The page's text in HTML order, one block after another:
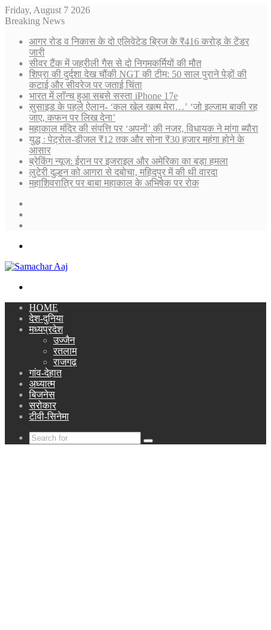
Friday, August 7 2026
Breaking News
आगर रोड व निकास के दो एलिवेटेड ब्रिज के ₹416 करोड़ के टेंडर
जारी
सीवर टैंक में जहरीली गैस से दो निगमकर्मियों की मौत
शिप्रा की दुर्दशा देख चौंकी NGT की टीम: 50 साल पुराने पेड़ों की
कटाई और सीवरेज पर जताई चिंता
भारत में लॉन्च हुआ सबसे सस्ता iPhone 17e
सुसाइड के पहले ऐलान- ‘कल खेल खत्म मेरा…’ ‘जो इल्जाम बाकी रह
जाए, कफन पर लिख देना’
महाकाल मंदिर की संपत्ति पर ‘अपनों’ की नजर, विधायक ने मांगा ब्यौरा
युद्ध : पेट्रोल-डीजल ₹12 तक और सोना ₹30 हजार महंगा होने के
आसार
ब्रेकिंग न्यूज़: ईरान पर इजराइल और अमेरिका का बड़ा हमला
लुटेरी दुल्हन को आगरा से दबोचा, महिदपुर में की थी वारदा
महाशिवरात्रि पर बाबा महाकाल के अभिषेक पर रोक
HOME
देश-दुनिया
मध्यप्रदेश
उज्जैन
रतलाम
राजगढ़
गांव-देहात
अध्यात्म
बिजनेस
सरोकार
टीवी-सिनेमा
Search